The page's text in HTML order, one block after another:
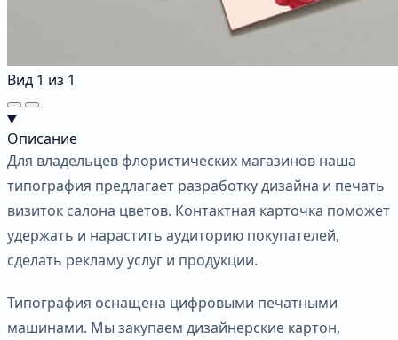
Вид 1 из 1
Описание
Для владельцев флористических магазинов наша
типография предлагает разработку дизайна и печать
визиток салона цветов. Контактная карточка поможет
удержать и нарастить аудиторию покупателей,
сделать рекламу услуг и продукции.
Типография оснащена цифровыми печатными
машинами. Мы закупаем дизайнерские картон,